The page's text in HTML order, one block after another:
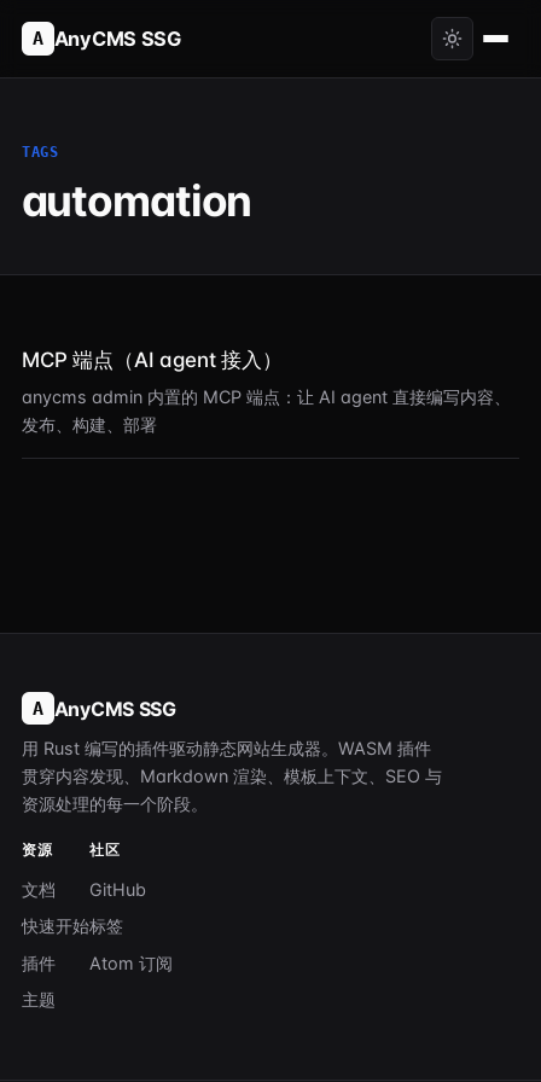
A AnyCMS SSG
TAGS
automation
MCP 端点（AI agent 接入）
anycms admin 内置的 MCP 端点：让 AI agent 直接编写内容、
发布、构建、部署
A AnyCMS SSG
用 Rust 编写的插件驱动静态网站生成器。WASM 插件
贯穿内容发现、Markdown 渲染、模板上下文、SEO 与
资源处理的每一个阶段。
资源
文档
快速开始
插件
主题
社区
GitHub
标签
Atom 订阅